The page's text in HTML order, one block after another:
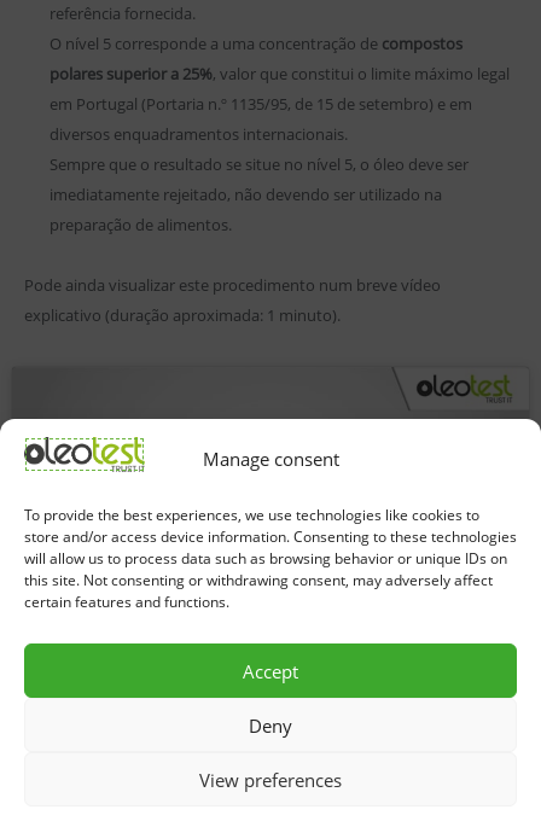
Manage consent
To provide the best experiences, we use technologies like cookies to
store and/or access device information. Consenting to these technologies
will allow us to process data such as browsing behavior or unique IDs on
this site. Not consenting or withdrawing consent, may adversely affect
certain features and functions.
Accept
Deny
View preferences
referência fornecida.
O nível 5 corresponde a uma concentração de compostos
polares superior a 25%, valor que constitui o limite máximo legal
em Portugal (Portaria n.º 1135/95, de 15 de setembro) e em
diversos enquadramentos internacionais.
Sempre que o resultado se situe no nível 5, o óleo deve ser
imediatamente rejeitado, não devendo ser utilizado na
preparação de alimentos.
Pode ainda visualizar este procedimento num breve vídeo
explicativo (duração aproximada: 1 minuto).
estatísticas e ativar este conteúdo
Política de Privacidade e Proteção de Dados